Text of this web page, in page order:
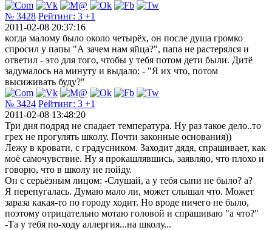
№ 3428 Рейтинг: 3 +1
2011-02-08 20:37:16
когда малому было около четырёх, он после душа громко
спросил у папы "А зачем нам яйца?", папа не растерялся и
ответил - это для того, чтобы у тебя потом дети были. Дитё
задумалось на минуту и выдало: - "Я их что, потом
высиживать буду?"
№ 3424 Рейтинг: 3 +1
2011-02-08 13:48:20
Три дня подряд не спадает температура. Ну раз такое дело..то
грех не прогулять школу. Почти законные основания))
Лежу в кровати, с градусником. Заходит дядя, спрашивает, как
моё самочувствие. Ну я прокашлявшись, заявляю, что плохо и
говорю, что в школу не пойду.
Он с серьёзным лицом: -Слушай, а у тебя сыпи не было? а?
Я перепугалась. Думаю мало ли, может слышал что. Может
зараза какая-то по городу ходит. Но вроде ничего не было,
поэтому отрицательно мотаю головой и спрашиваю "а что?"
-Та у тебя по-ходу аллергия...на школу...